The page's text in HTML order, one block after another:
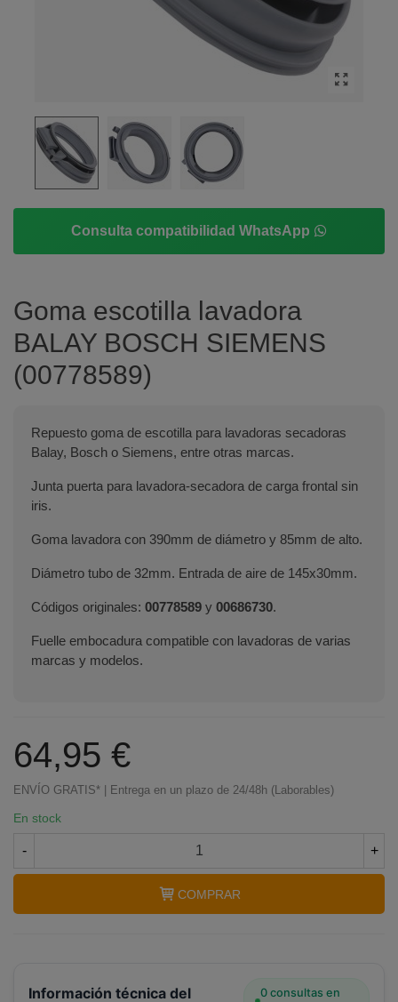
Consulta compatibilidad WhatsApp
Goma escotilla lavadora
BALAY BOSCH SIEMENS
(00778589)
Repuesto goma de escotilla para lavadoras secadoras
Balay, Bosch o Siemens, entre otras marcas.
Junta puerta para lavadora-secadora de carga frontal sin
iris.
Goma lavadora con 390mm de diámetro y 85mm de alto.
Diámetro tubo de 32mm. Entrada de aire de 145x30mm.
Códigos originales: 00778589 y 00686730.
Fuelle embocadura compatible con lavadoras de varias
marcas y modelos.
64,95 €
ENVÍO GRATIS* | Entrega en un plazo de 24/48h (Laborables)
En stock
- +
COMPRAR
Información técnica del
0 consultas en